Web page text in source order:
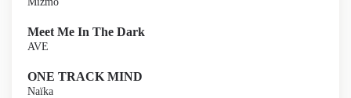
Meet Me In The Dark
AVE
ONE TRACK MIND
Naïka